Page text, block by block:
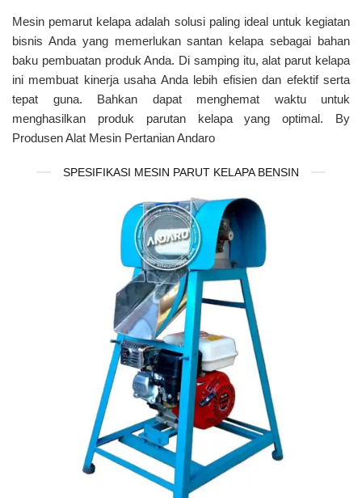
Mesin pemarut kelapa adalah solusi paling ideal untuk kegiatan
bisnis Anda yang memerlukan santan kelapa sebagai bahan
baku pembuatan produk Anda. Di samping itu, alat parut kelapa
ini membuat kinerja usaha Anda lebih efisien dan efektif serta
tepat guna. Bahkan dapat menghemat waktu untuk
menghasilkan produk parutan kelapa yang optimal. By
Produsen Alat Mesin Pertanian Andaro
SPESIFIKASI MESIN PARUT KELAPA BENSIN